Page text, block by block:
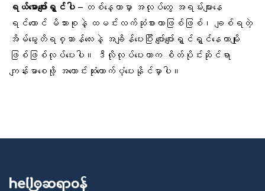
ရယ်မောပျော်ရွှင်ပါ– တစ်နေ့တာမှာ အလုပ်တွေ အရမ်းများနေ
ရင်တောင် မိသားစုနဲ့ ထမင်းလက်ဆုံစားတာဖြစ်ဖြစ်၊ ချစ်ရတဲ့
အိမ်မွေးတိရစ္ဆာန်လေးနဲ့ အချိန်ပေးပြီး ပျော်ပျော်ရွှင်ရွှင်နေတာမျိုး
ဖြစ်ဖြစ်လုပ်ပေးပါ။ ဒီလိုလုပ်ပေးတာက စိတ်ပိုင်းဆိုင်ရာ
ကျန်းမာစေဖို့ အကောင်းဆုံးထောက်ပံ့ပေးနိုင်မှာပါ။